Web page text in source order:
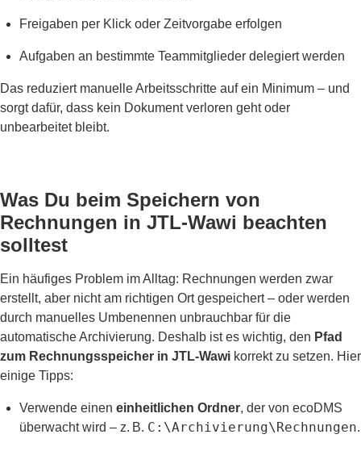
Freigaben per Klick oder Zeitvorgabe erfolgen
Aufgaben an bestimmte Teammitglieder delegiert werden
Das reduziert manuelle Arbeitsschritte auf ein Minimum – und
sorgt dafür, dass kein Dokument verloren geht oder
unbearbeitet bleibt.
Was Du beim Speichern von
Rechnungen in JTL-Wawi beachten
solltest
Ein häufiges Problem im Alltag: Rechnungen werden zwar
erstellt, aber nicht am richtigen Ort gespeichert – oder werden
durch manuelles Umbenennen unbrauchbar für die
automatische Archivierung. Deshalb ist es wichtig, den Pfad
zum Rechnungsspeicher in JTL-Wawi korrekt zu setzen. Hier
einige Tipps:
Verwende einen einheitlichen Ordner, der von ecoDMS
überwacht wird – z. B. C:\Archivierung\Rechnungen.